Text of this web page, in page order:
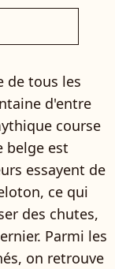
de tous les
d'entre
course
belge est
essayent de
ce qui
des chutes,
Parmi les
on retrouve